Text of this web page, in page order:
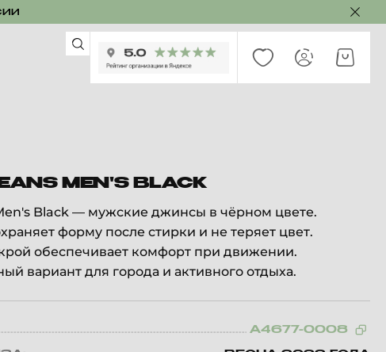
MEN'S BLACK
Black — мужские джинсы в чёрном цвете.
форму после стирки и не теряет цвет.
обеспечивает комфорт при движении.
вариант для города и активного отдыха.
A4677-0008